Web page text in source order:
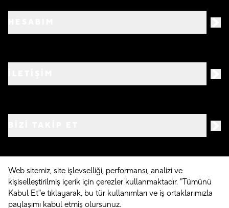
©2026 Crocs.com.tr • Tüm hakları saklıdır
Web sitemiz, site işlevselliği, performansı, analizi ve
kişiselleştirilmiş içerik için çerezler kullanmaktadır. "Tümünü
Kabul Et"e tıklayarak, bu tür kullanımları ve iş ortaklarımızla
paylaşımı kabul etmiş olursunuz.